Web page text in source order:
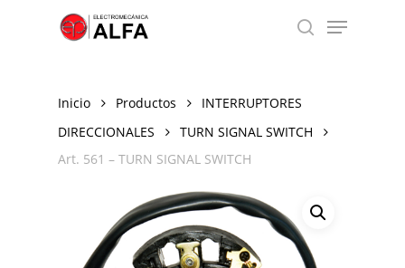
search
Menu
Inicio Productos
INTERRUPTORES
DIRECCIONALES
TURN SIGNAL SWITCH
Art. 561 – TURN SIGNAL SWITCH